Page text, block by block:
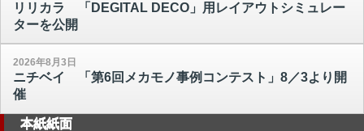
リリカラ 「DEGITAL DECO」用レイアウトシミュレー
ターを公開
2026年8月3日
ニチベイ 「第6回メカモノ事例コンテスト」8／3より開
催
本紙紙面